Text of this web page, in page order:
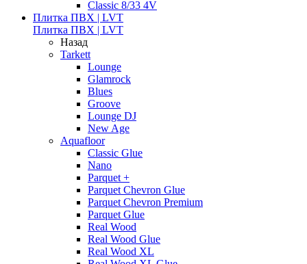
Classic 8/33 4V
Плитка ПВХ | LVT
Плитка ПВХ | LVT
Назад
Tarkett
Lounge
Glamrock
Blues
Groove
Lounge DJ
New Age
Aquafloor
Classic Glue
Nano
Parquet +
Parquet Chevron Glue
Parquet Chevron Premium
Parquet Glue
Real Wood
Real Wood Glue
Real Wood XL